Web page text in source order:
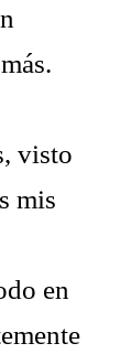
visto
mis
en